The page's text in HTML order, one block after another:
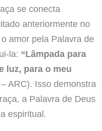
se conecta
anteriormente no
amor pela Palavra de
la: “Lâmpada para
luz, para o meu
ARC). Isso demonstra
a Palavra de Deus
espiritual.